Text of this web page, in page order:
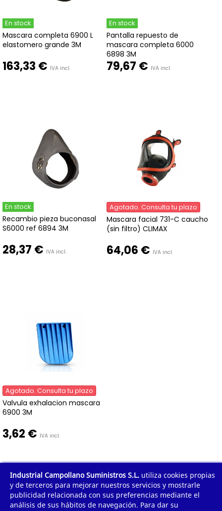
En stock
Mascara completa 6900 L
elastomero grande 3M
163,33 € IVA incl.
En stock
Pantalla repuesto de
mascara completa 6000
6898 3M
79,67 € IVA incl.
En stock
Recambio pieza buconasal
S6000 ref 6894 3M
28,37 € IVA incl.
Agotado. Consulta tu plazo
Mascara facial 731-C caucho
(sin filtro) CLIMAX
64,06 € IVA incl.
Agotado. Consulta tu plazo
Valvula exhalacion mascara
6900 3M
3,62 € IVA incl.
Mostrando 1 - 11 de 11 artículos
Industrial Campollano Suministros S.L. utiliza cookies propias
y de terceros para mejorar nuestros servicios y mostrarle
publicidad relacionada con sus preferencias mediante el
análisis de sus hábitos de navegación. Para dar su